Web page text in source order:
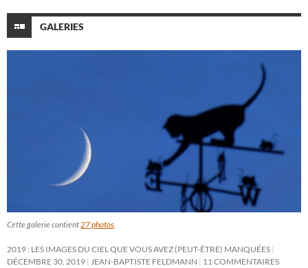
GALERIES
Cette galerie contient27 photos.
2019 : LES IMAGES DU CIEL QUE VOUS AVEZ (PEUT-ÊTRE) MANQUÉES
DÉCEMBRE 30, 2019 JEAN-BAPTISTE FELDMANN 11 COMMENTAIRES